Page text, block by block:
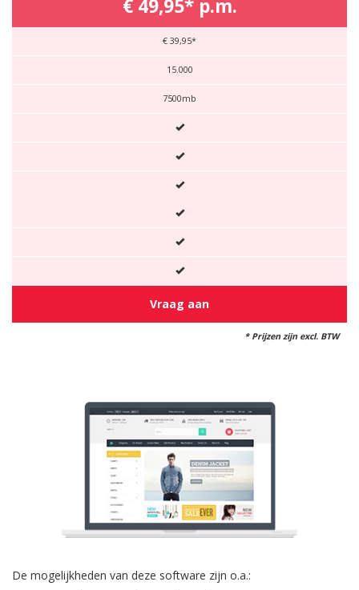
€ 49,95* p.m.
€ 39,95*
15.000
7500mb
Vraag aan
* Prijzen zijn excl. BTW
De mogelijkheden van deze software zijn o.a.: